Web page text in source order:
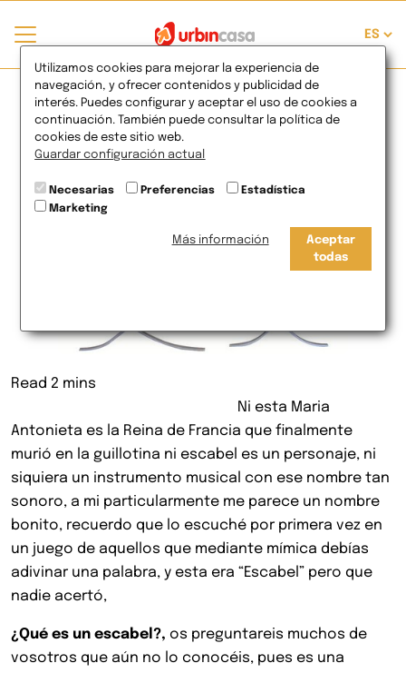
Escabel y Maria
Antonieta
19de Jul
Ni esta Maria
Antonieta es la Reina de Francia que finalmente
murió en la guillotina ni escabel es un personaje, ni
siquiera un instrumento musical con ese nombre tan
sonoro, a mi particularmente me parece un nombre
bonito, recuerdo que lo escuché por primera vez en
un juego de aquellos que mediante mímica debías
adivinar una palabra, y esta era “Escabel” pero que
nadie acertó,
¿Qué es un escabel?, os preguntareis muchos de
vosotros que aún no lo conocéis, pues es una
Utilizamos cookies para mejorar la experiencia de
navegación, y ofrecer contenidos y publicidad de
interés. Puedes configurar y aceptar el uso de cookies a
continuación. También puede consultar la política de
cookies de este sitio web.
Guardar configuración actual
Necesarias Preferencias
Estadística
Marketing
Más información
Aceptar
todas